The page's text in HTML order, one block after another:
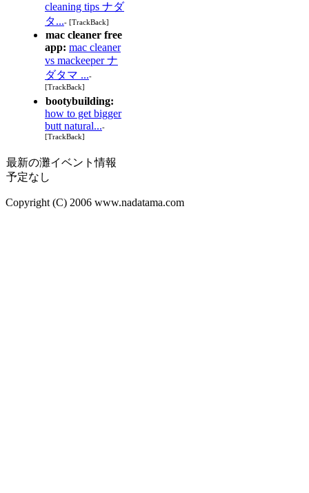
cleaning tips ナダ
タ...- [TrackBack]
mac cleaner free
app: mac cleaner
vs mackeeper ナ
ダタマ ...-
[TrackBack]
bootybuilding:
how to get bigger
butt natural...-
[TrackBack]
最新の灘イベント情報
予定なし
Copyright (C) 2006 www.nadatama.com